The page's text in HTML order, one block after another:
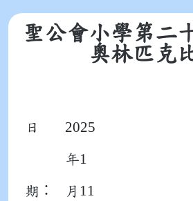
聖公會小學第二
奧林匹克
日
期 ：
2025
年1
月 11